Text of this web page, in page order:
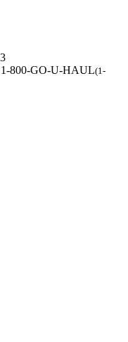
1-800-GO-U-HAUL(1-